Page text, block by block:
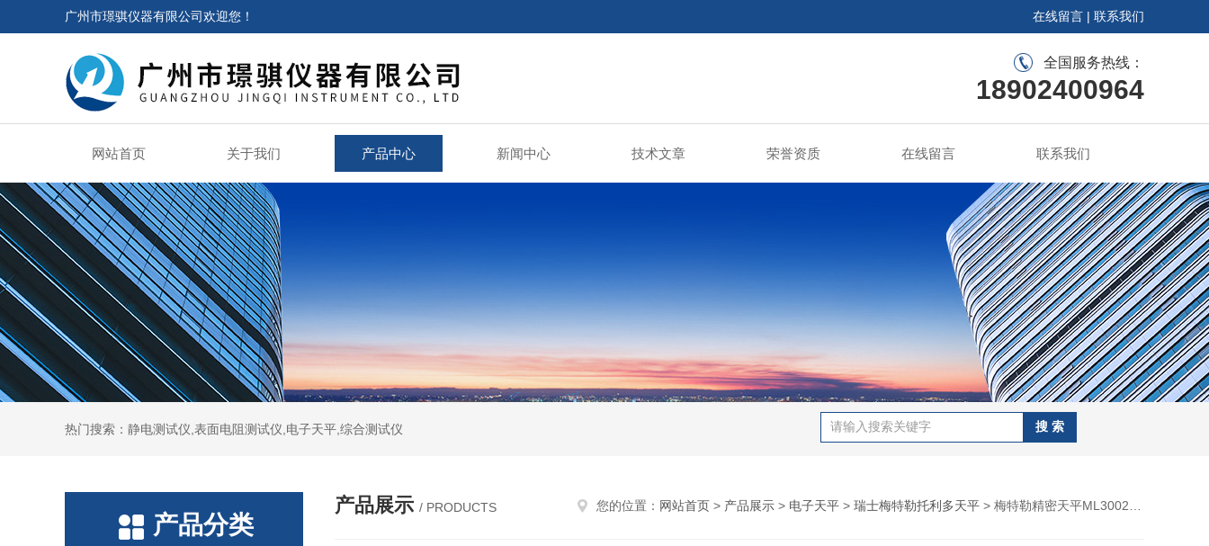
广州市璟骐仪器有限公司欢迎您！ 在线留言 | 联系我们
全国服务热线：
18902400964
网站首页 关于我们 产品中心 新闻中心 技术文章 荣誉资质 在线留言 联系我们
热门搜索：静电测试仪,表面电阻测试仪,电子天平,综合测试仪
产品分类
产品展示 / PRODUCTS 您的位置： 网站首页 > 产品展示 > 电子天平 > 瑞士梅特勒托利多天平 > 梅特勒精密天平ML3002T百分之一0.01g触摸屏